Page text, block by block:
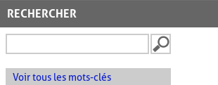
RECHERCHER
Voir tous les mots-clés